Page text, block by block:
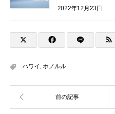
2022年12月23日
ハワイ , ホノルル